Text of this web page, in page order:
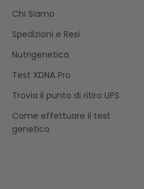
Chi Siamo
Spedizioni e Resi
Nutrigenetica
Test XDNA Pro
Trovia il punto di ritiro UPS
Come effettuare il test
genetico